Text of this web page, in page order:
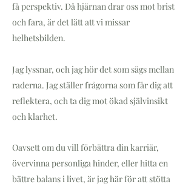
få perspektiv. Då hjärnan drar oss mot brist
och fara, är det lätt att vi missar
helhetsbilden.
Jag lyssnar, och jag hör det som sägs mellan
raderna. Jag ställer frågorna som får dig att
reflektera, och ta dig mot ökad självinsikt
och klarhet.
Oavsett om du vill förbättra din karriär,
övervinna personliga hinder, eller hitta en
bättre balans i livet, är jag här för att stötta